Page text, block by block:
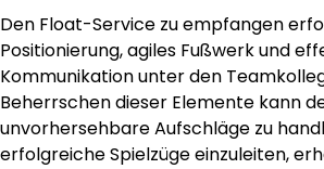
Den Float-Service zu empfangen
Positionierung, agiles Fußwerk und
Kommunikation unter den
Beherrschen dieser Elemente kann
unvorhersehbare Aufschläge zu
erfolgreiche Spielzüge einzuleiten,